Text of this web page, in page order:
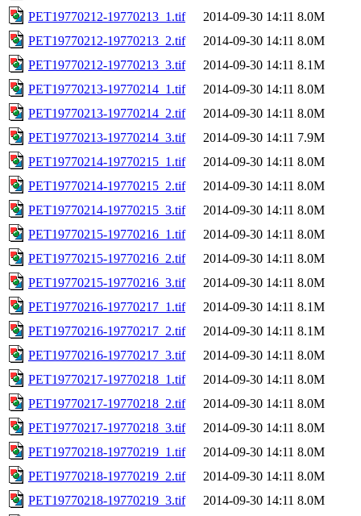
PET19770212-19770213_1.tif
2014-09-30 14:11 8.0M
PET19770212-19770213_2.tif
2014-09-30 14:11 8.0M
PET19770212-19770213_3.tif
2014-09-30 14:11 8.1M
PET19770213-19770214_1.tif
2014-09-30 14:11 8.0M
PET19770213-19770214_2.tif
2014-09-30 14:11 8.0M
PET19770213-19770214_3.tif
2014-09-30 14:11 7.9M
PET19770214-19770215_1.tif
2014-09-30 14:11 8.0M
PET19770214-19770215_2.tif
2014-09-30 14:11 8.0M
PET19770214-19770215_3.tif
2014-09-30 14:11 8.0M
PET19770215-19770216_1.tif
2014-09-30 14:11 8.0M
PET19770215-19770216_2.tif
2014-09-30 14:11 8.0M
PET19770215-19770216_3.tif
2014-09-30 14:11 8.0M
PET19770216-19770217_1.tif
2014-09-30 14:11 8.1M
PET19770216-19770217_2.tif
2014-09-30 14:11 8.1M
PET19770216-19770217_3.tif
2014-09-30 14:11 8.0M
PET19770217-19770218_1.tif
2014-09-30 14:11 8.0M
PET19770217-19770218_2.tif
2014-09-30 14:11 8.0M
PET19770217-19770218_3.tif
2014-09-30 14:11 8.0M
PET19770218-19770219_1.tif
2014-09-30 14:11 8.0M
PET19770218-19770219_2.tif
2014-09-30 14:11 8.0M
PET19770218-19770219_3.tif
2014-09-30 14:11 8.0M